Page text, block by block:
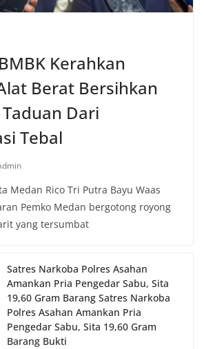
Kerahkan
Berat Bersihkan
Dari
Tebal
Medan Rico Tri Putra Bayu Waas
Pemko Medan bergotong royong
yang tersumbat
Satres Narkoba Polres Asahan
Amankan Pria Pengedar Sabu, Sita
19,60 Gram Barang Satres Narkoba
Polres Asahan Amankan Pria
Pengedar Sabu, Sita 19,60 Gram
Barang Bukti